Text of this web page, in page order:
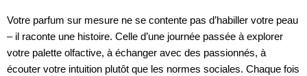
Votre parfum sur mesure ne se contente pas d’habiller votre peau
– il raconte une histoire. Celle d’une journée passée à explorer
votre palette olfactive, à échanger avec des passionnés, à
écouter votre intuition plutôt que les normes sociales. Chaque fois